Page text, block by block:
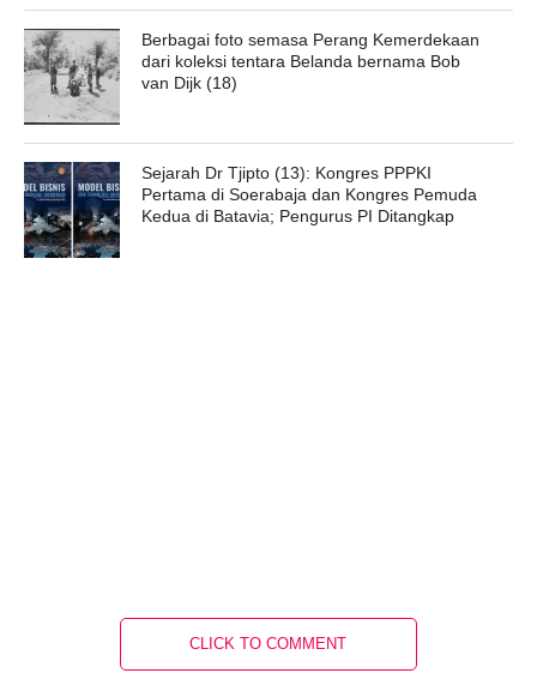
Berbagai foto semasa Perang Kemerdekaan
dari koleksi tentara Belanda bernama Bob
van Dijk (18)
Sejarah Dr Tjipto (13): Kongres PPPKI
Pertama di Soerabaja dan Kongres Pemuda
Kedua di Batavia; Pengurus PI Ditangkap
CLICK TO COMMENT